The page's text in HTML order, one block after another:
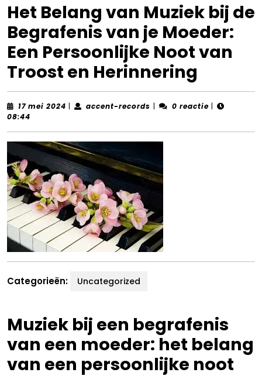
Het Belang van Muziek bij de
Begrafenis van je Moeder:
Een Persoonlijke Noot van
Troost en Herinnering
17 mei 2024 17| accent-records accent-
| 0 reactie |
08:44
Categorieën: Uncategorized
Muziek bij een begrafenis
van een moeder: het belang
van een persoonlijke noot